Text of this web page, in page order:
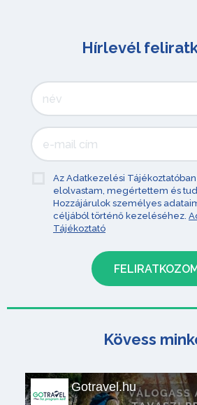
Hírlevél
Az Adatkezelési
elolvastam, megértettem és
Hozzájárulok személyes
céljából történő kezeléséhez.
Tájékoztató
Kövess
Gotravel.hu